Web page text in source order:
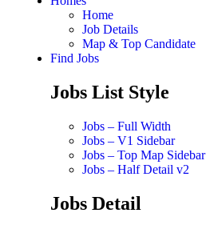
Home
Job Details
Map & Top Candidate
Find Jobs
Jobs List Style
Jobs – Full Width
Jobs – V1 Sidebar
Jobs – Top Map Sidebar
Jobs – Half Detail v2
Jobs Detail